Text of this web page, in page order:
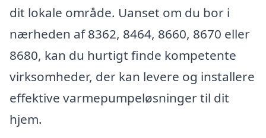
dit lokale område. Uanset om du bor i
nærheden af 8362, 8464, 8660, 8670 eller
8680, kan du hurtigt finde kompetente
virksomheder, der kan levere og installere
effektive varmepumpeløsninger til dit
hjem.